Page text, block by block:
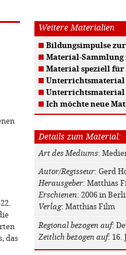
das
Weitere Materialien
Bildungsimpulse
Material-Sammlung
Material speziell für
Unterrichtsmaterial
Unterrichtsmaterial
Ich möchte neue
Details zum Material:
Art des Mediums:
Autor/Regisseur: Gerd
Herausgeber: Matthias
Erschienen: 2006 in
Verlag: Matthias Film
Regional bezogen auf:
Zeitlich bezogen auf: 16.